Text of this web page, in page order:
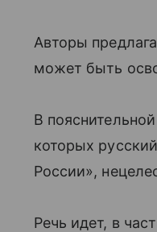
Авторы
может быть
В
которых
России»,
Речь идет, в